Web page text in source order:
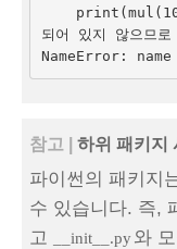
print(mul(10,
되어 있지 않으므
참고 | 하위 패키지
파이썬의 패키지
수 있습니다. 즉,
고
__init__.py와